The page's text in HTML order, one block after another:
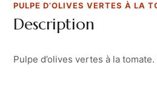
PULPE D’OLIVES VERTES À LA
Description
Pulpe d’olives vertes à la